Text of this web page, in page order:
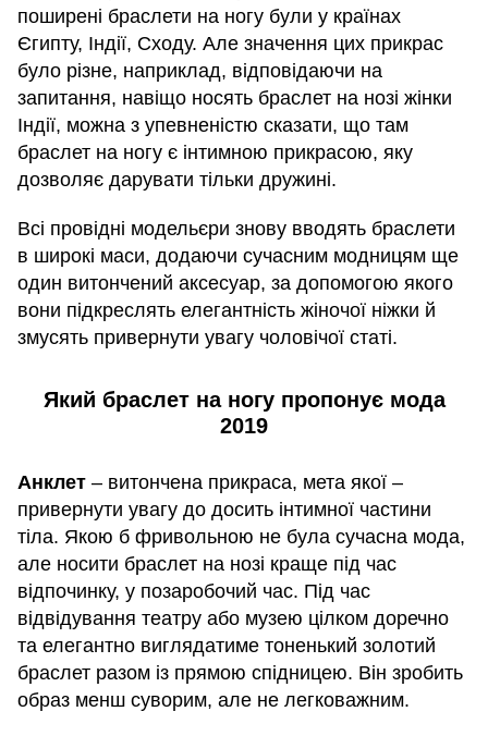
поширені браслети на ногу були у країнах
Єгипту, Індії, Сходу. Але значення цих прикрас
було різне, наприклад, відповідаючи на
запитання, навіщо носять браслет на нозі жінки
Індії, можна з упевненістю сказати, що там
браслет на ногу є інтимною прикрасою, яку
дозволяє дарувати тільки дружині.
Всі провідні модельєри знову вводять браслети
в широкі маси, додаючи сучасним модницям ще
один витончений аксесуар, за допомогою якого
вони підкреслять елегантність жіночої ніжки й
змусять привернути увагу чоловічої статі.
Який браслет на ногу пропонує мода
2019
Анклет – витончена прикраса, мета якої –
привернути увагу до досить інтимної частини
тіла. Якою б фривольною не була сучасна мода,
але носити браслет на нозі краще під час
відпочинку, у позаробочий час. Під час
відвідування театру або музею цілком доречно
та елегантно виглядатиме тоненький золотий
браслет разом із прямою спідницею. Він зробить
образ менш суворим, але не легковажним.